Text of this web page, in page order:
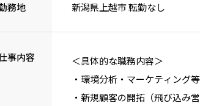
務地 新潟県上越市 転勤なし
事内容
＜具体的な職務内容＞
・環境分析・マーケティング
・新規顧客の開拓（飛び込み